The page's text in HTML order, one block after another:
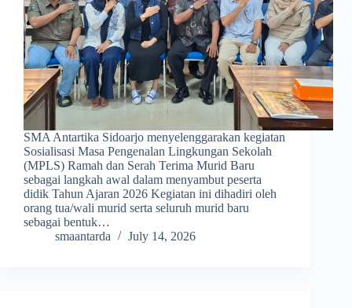
SMA Antartika Sidoarjo menyelenggarakan kegiatan
Sosialisasi Masa Pengenalan Lingkungan Sekolah
(MPLS) Ramah dan Serah Terima Murid Baru
sebagai langkah awal dalam menyambut peserta
didik Tahun Ajaran 2026 Kegiatan ini dihadiri oleh
orang tua/wali murid serta seluruh murid baru
sebagai bentuk…
smaantarda
July 14, 2026